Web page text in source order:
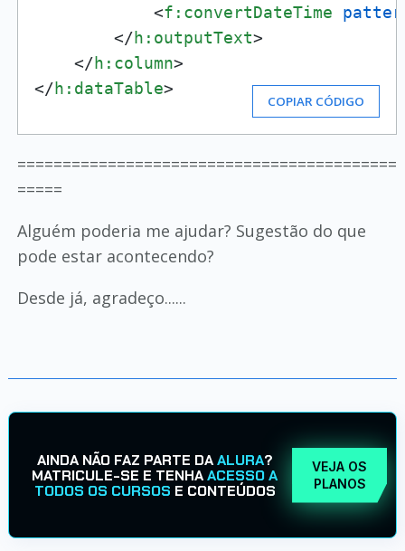
<f:convertDateTime
</h:outputText>
</h:column>
</h:dataTable>
COPIAR CÓDIGO
==========================================
=====
Alguém poderia me ajudar? Sugestão do que
pode estar acontecendo?
Desde já, agradeço......
AINDA NÃO FAZ PARTE DAALURA?
MATRICULE-SE E TENHAACESSO A
TODOS OS CURSOS E CONTEÚDOS
VEJA OS
PLANOS